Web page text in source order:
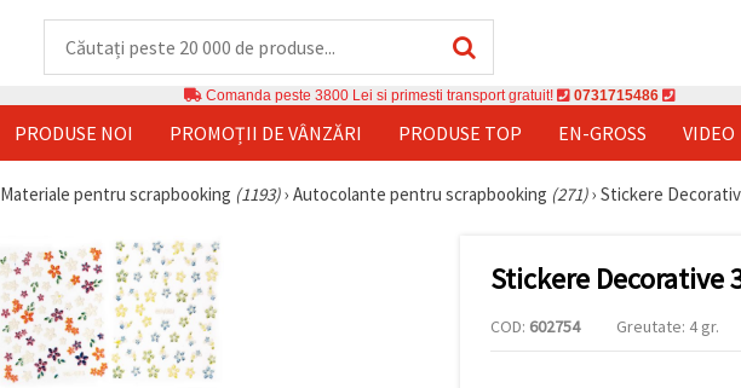
Comanda peste 3800 Lei si primesti transport gratuit! 0731715486
PRODUSE NOI PROMOȚII DE VÂNZĂRI PRODUSE TOP EN-GROSS VIDEO
Materiale pentru scrapbooking (1193)› Autocolante pentru scrapbooking (271)› Stickere
Stickere Decorative
COD: 602754 Greutate: 4 gr.